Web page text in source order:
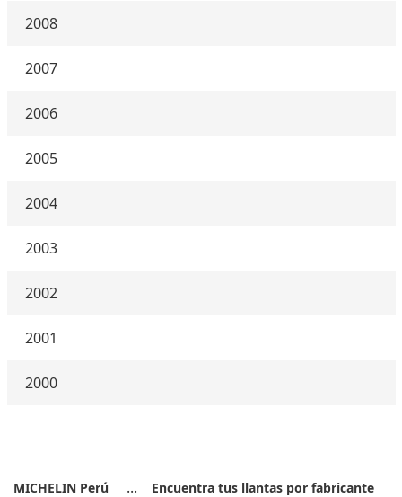
2008
2007
2006
2005
2004
2003
2002
2001
2000
MICHELIN Perú
Encuentra tus llantas por fabricante